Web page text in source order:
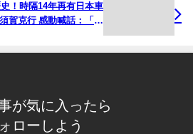
！時隔14年再有日本車
賀克行 感動喊話：「但
が気に入ったら
ローしよう